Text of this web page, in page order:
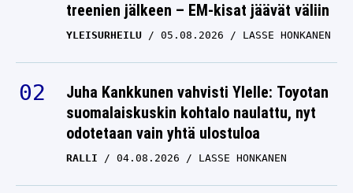
treenien jälkeen – EM-kisat jäävät väliin
YLEISURHEILU 05.08.2026 LASSE HONKANEN
Juha Kankkunen vahvisti Ylelle: Toyotan
suomalaiskuskin kohtalo naulattu, nyt
odotetaan vain yhtä ulostuloa
RALLI 04.08.2026 LASSE HONKANEN